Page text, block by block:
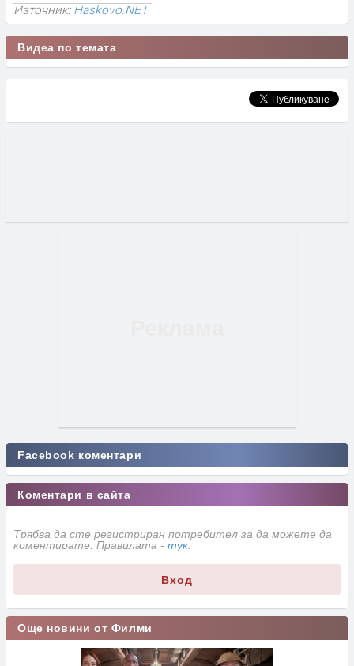
Източник:Haskovo.NET
Видеа по темата
Facebook коментари
Коментари в сайта
Трябва да сте регистриран потребител за да можете да
коментирате. Правилата - тук
Вход
Още новини от Филми